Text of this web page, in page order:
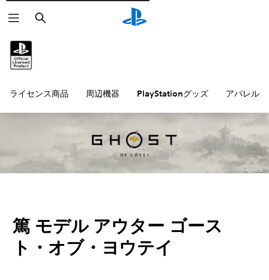
検
索
ライセンス商品 周辺機器 PlayStationグッズ アパレル
篤 モデル アウター ゴース
ト・オブ・ヨウテイ